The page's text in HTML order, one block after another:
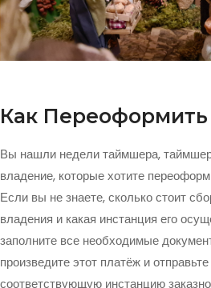
Как
Вы нашли недели таймшера,
владение, которые хотите
Если вы не знаете, сколько стоит
владения и какая инстанция его
заполните все необходимые
произведите этот платёж и
соответствующую инстанцию